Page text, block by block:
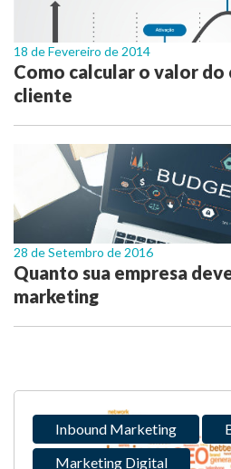
18 de Fevereiro de 2014
Como calcular o valor do
cliente
28 de Setembro de 2016
Quanto sua empresa
marketing
Inbound Marketing
Marketing Digital